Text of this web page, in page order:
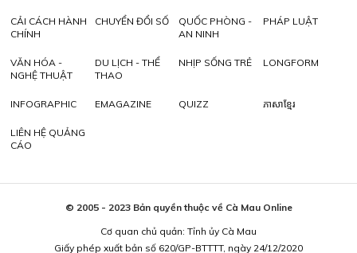
CẢI CÁCH HÀNH
CHÍNH
CHUYỂN ĐỔI SỐ
QUỐC PHÒNG -
AN NINH
PHÁP LUẬT
VĂN HÓA -
NGHỆ THUẬT
DU LỊCH - THỂ
THAO
NHỊP SỐNG TRẺ LONGFORM
INFOGRAPHIC EMAGAZINE QUIZZ ភាសាខ្មែរ
LIÊN HỆ QUẢNG
CÁO
© 2005 - 2023 Bản quyền thuộc về Cà Mau Online
Cơ quan chủ quản: Tỉnh ủy Cà Mau
Giấy phép xuất bản số 620/GP-BTTTT, ngày 24/12/2020